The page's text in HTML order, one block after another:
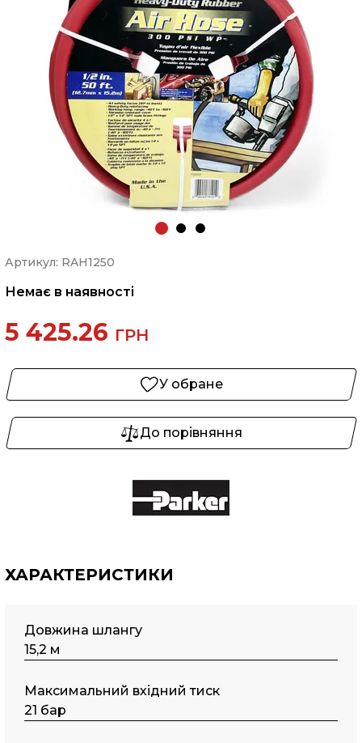
Артикул: RAH1250
Немає в наявності
5 425.26 ГРН
У обране
До порівняння
ХАРАКТЕРИСТИКИ
Довжина шлангу
15,2 м
Максимальний вхідний тиск
21 бар